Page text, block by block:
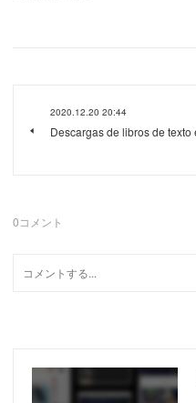
2020.12.20 20:44
Descargas de libros de texto
0コメント